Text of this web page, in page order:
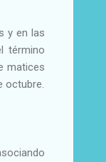
y en las
término
matices
octubre.